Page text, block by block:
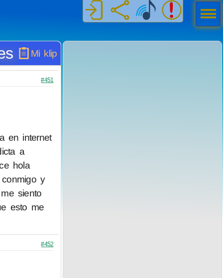
Mi klip
#451
en internet
a
hola
y
siento
esto me
#452
Men
ú